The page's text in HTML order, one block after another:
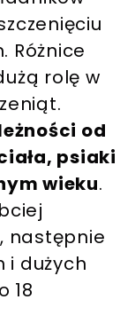
Różnice
rolę w
od
psiaki
wieku.
następnie
i dużych
18